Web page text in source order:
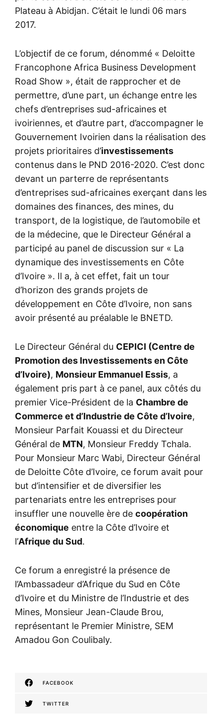
Plateau à Abidjan. C’était le lundi 06 mars
2017.
L’objectif de ce forum, dénommé « Deloitte
Francophone Africa Business Development
Road Show », était de rapprocher et de
permettre, d’une part, un échange entre les
chefs d’entreprises sud-africaines et
ivoiriennes, et d’autre part, d’accompagner le
Gouvernement Ivoirien dans la réalisation des
projets prioritaires d’investissements
contenus dans le PND 2016-2020. C’est donc
devant un parterre de représentants
d’entreprises sud-africaines exerçant dans les
domaines des finances, des mines, du
transport, de la logistique, de l’automobile et
de la médecine, que le Directeur Général a
participé au panel de discussion sur « La
dynamique des investissements en Côte
d’Ivoire ». Il a, à cet effet, fait un tour
d’horizon des grands projets de
développement en Côte d’Ivoire, non sans
avoir présenté au préalable le BNETD.
Le Directeur Général du CEPICI (Centre de
Promotion des Investissements en Côte
d’Ivoire), Monsieur Emmanuel Essis, a
également pris part à ce panel, aux côtés du
premier Vice-Président de la Chambre de
Commerce et d’Industrie de Côte d’Ivoire,
Monsieur Parfait Kouassi et du Directeur
Général de MTN, Monsieur Freddy Tchala.
Pour Monsieur Marc Wabi, Directeur Général
de Deloitte Côte d’Ivoire, ce forum avait pour
but d’intensifier et de diversifier les
partenariats entre les entreprises pour
insuffler une nouvelle ère de coopération
économique entre la Côte d’Ivoire et
l’Afrique du Sud.
Ce forum a enregistré la présence de
l’Ambassadeur d’Afrique du Sud en Côte
d’Ivoire et du Ministre de l’Industrie et des
Mines, Monsieur Jean-Claude Brou,
représentant le Premier Ministre, SEM
Amadou Gon Coulibaly.
FACEBOOK
TWITTER